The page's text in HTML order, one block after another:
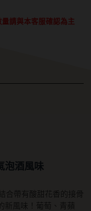
請與本客服確認為主
泡酒風味
合帶有酸甜花香的接骨
新風味！葡萄、青蘋